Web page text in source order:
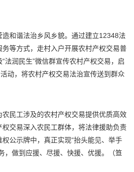
和谐法治乡风乡貌。通过建立12348法
等方式，走村入户开展农村产权交易普
法润民生”微信群宣传农村产权交易，启
动，将农村产权交易法治宣传送到群众
民工涉及的农村产权交易提供优质高效
交易深入农民工群体，将法律援助负责
公示牌中，真正实现“抬头能见、举手
，做到应援、尽援、快援、优援。
（笪